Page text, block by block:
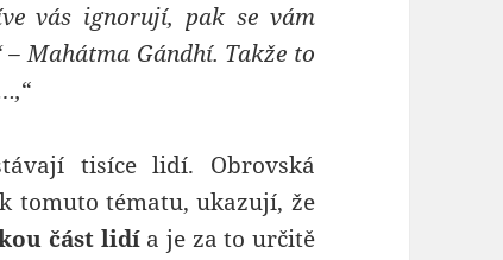
vás ignorují, pak se vám
Mahátma Gándhí. Takže to
“
tisíce lidí. Obrovská
tomuto tématu, ukazují, že
část lidía je za to určitě